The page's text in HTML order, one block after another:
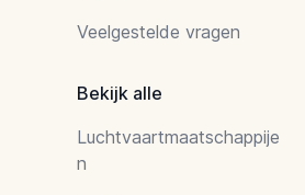
Veelgestelde vragen
Bekijk alle
Luchtvaartmaatschappije
n